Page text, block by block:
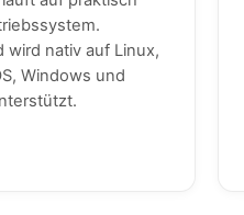
wird nativ auf Linux,
Windows und